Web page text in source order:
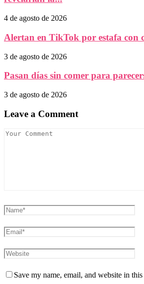
4 de agosto de 2026
Alertan en TikTok por estafa con
3 de agosto de 2026
Pasan días sin comer para
3 de agosto de 2026
Leave a Comment
Save my name, email, and website in